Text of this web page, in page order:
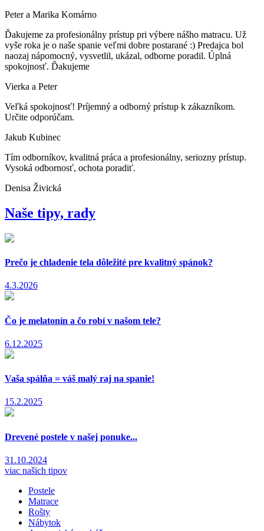
Peter a Marika Komárno
Ďakujeme za profesionálny prístup pri výbere nášho matracu. Už
vyše roka je o naše spanie veľmi dobre postarané :) Predajca bol
naozaj nápomocný, vysvetlil, ukázal, odborne poradil. Úplná
spokojnosť. Ďakujeme
Vierka a Peter
Veľká spokojnosť! Príjemný a odborný prístup k zákazníkom.
Určite odporúčam.
Jakub Kubinec
Tím odborníkov, kvalitná práca a profesionálny, seriozny prístup.
Vysoká odbornosť, ochota poradiť.
Denisa Živická
Naše tipy, rady
Prečo je chladenie tela dôležité pre kvalitný spánok?
4.3.2026
Čo je melatonín a čo robí v našom tele?
6.12.2025
Vaša spálňa = váš malý raj na spanie!
15.2.2025
Drevené postele v našej ponuke...
31.10.2024
viac našich tipov
Postele
Matrace
Rošty
Nábytok